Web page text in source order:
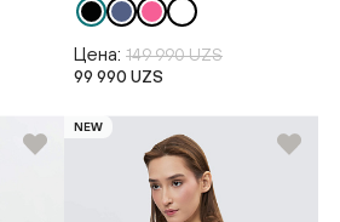
Цена: 149 990 UZS
99 990 UZS
NEW